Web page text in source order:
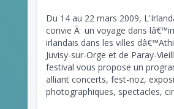
Du 14 au 22 mars 2009,
convie Ã un voyage dans
irlandais dans les villes
Juvisy-sur-Orge et de Paray-
festival vous propose un
alliant concerts, fest-noz,
photographiques, spectacles,